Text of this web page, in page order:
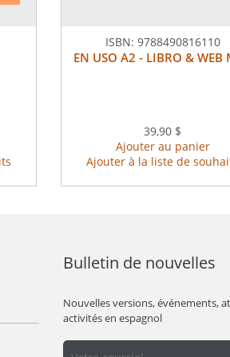
ISBN: 9788490816110
EN USO A2 - LIBRO & WEB
39,90 $
Ajouter au panier
Ajouter à la liste de
Bulletin de nouvelles
Nouvelles versions, événements,
activités en espagnol